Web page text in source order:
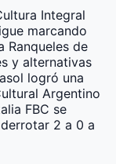
Integral
marcando
Ranqueles de
y alternativas
logró una
Argentino
FBC se
2 a 0 a